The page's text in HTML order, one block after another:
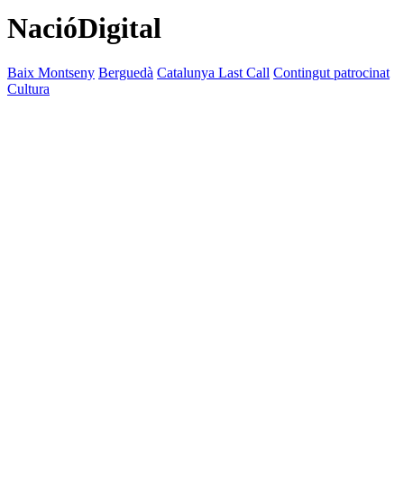
NacióDigital
Baix Montseny Berguedà Catalunya Last Call Contingut patrocinat
Cultura